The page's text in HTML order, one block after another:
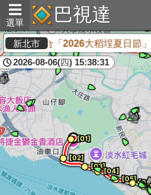
選單 巴視達
新北市
配合「2026大稻埕夏日節」
2026-08-06(四) 15:38:31